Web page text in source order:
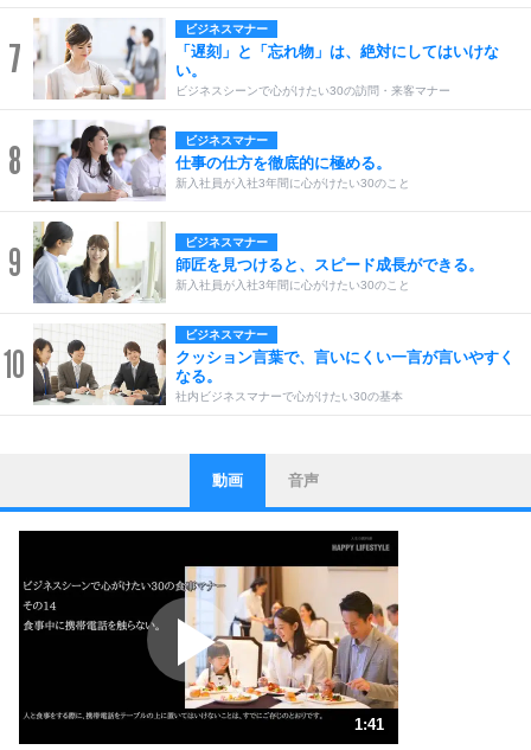
7
ビジネスマナー
「遅刻」と「忘れ物」は、絶対にしてはいけな
い。
ビジネスシーンで心がけたい30の訪問・来客マナー
8 ビジネスマナー
仕事の仕方を徹底的に極める。
新入社員が入社3年間に心がけたい30のこと
9 ビジネスマナー
師匠を見つけると、スピード成長ができる。
新入社員が入社3年間に心がけたい30のこと
10
ビジネスマナー
クッション言葉で、言いにくい一言が言いやすく
なる。
社内ビジネスマナーで心がけたい30の基本
1
ストレス対策
他人と比べない。
いっそのこと、他人を見ない。
いらいらしない人になる30の方法
プラス思考
ポジティブになれない原因は、行動しないから。
ポジティブ思考になる30の方法
ストレス対策
人生、なんとかなるもの。
気楽に生きる30の方法
動画 音声
1:41